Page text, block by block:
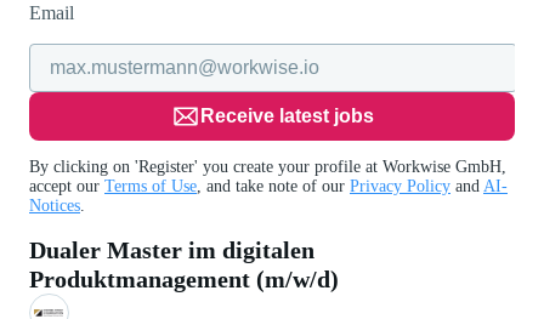
Email
Receive latest jobs
By clicking on 'Register' you create your profile at Workwise GmbH,
accept our Terms of Use , and take note of our Privacy Policy and AI-
Notices
Dualer Master im digitalen
Produktmanagement (m/w/d)